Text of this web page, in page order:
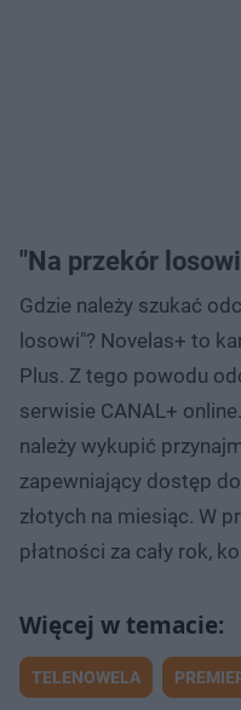
"Na przekór
Gdzie należy szukać
losowi"? Novelas+ to
Plus. Z tego powodu
serwisie CANAL+
należy wykupić
zapewniający dostęp
złotych na miesiąc. W
płatności za cały rok,
TELENOWELA